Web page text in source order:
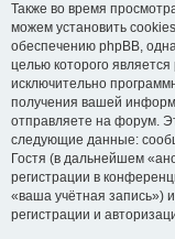
Также во время
можем установить
обеспечению phpBB,
целью которого
исключительно
получения вашей
отправляете на форум.
следующие данные:
Гостя (в дальнейшем
регистрации в
«ваша учётная запись»)
регистрации и